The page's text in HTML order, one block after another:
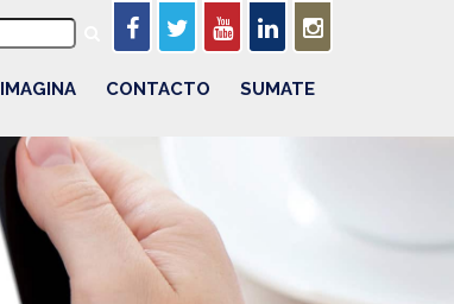
IMAGINA CONTACTO SUMATE